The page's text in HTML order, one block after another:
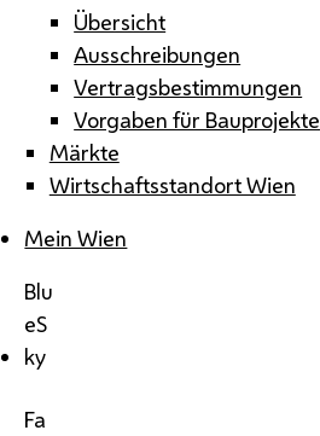
Übersicht
Ausschreibungen
Vertragsbestimmungen
Vorgaben für Bauprojekte
Märkte
Wirtschaftsstandort Wien
Mein Wien
Blu
eS
ky
Fa